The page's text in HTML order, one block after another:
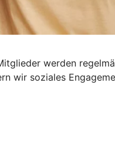
werden
wir soziales